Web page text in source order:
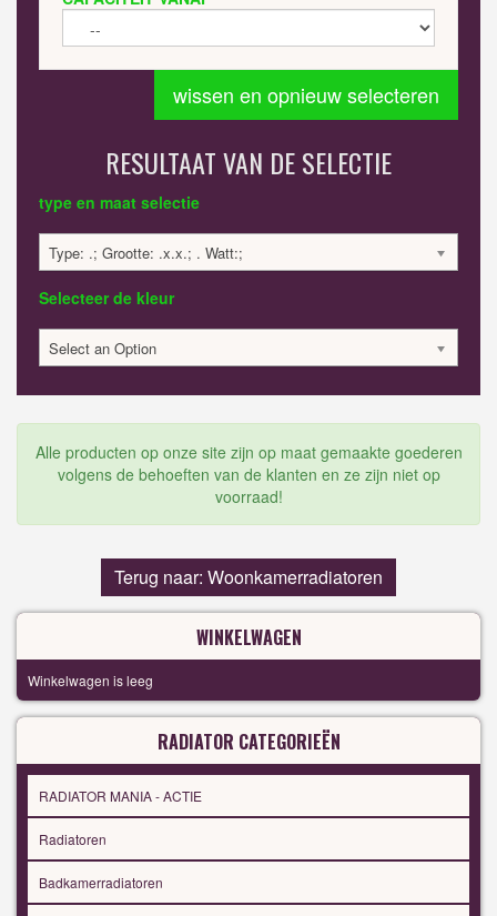
wissen en opnieuw selecteren
RESULTAAT VAN DE SELECTIE
type en maat selectie
Type: .; Grootte: .x.x.; . Watt:;
Selecteer de kleur
Select an Option
Alle producten op onze site zijn op maat gemaakte goederen
volgens de behoeften van de klanten en ze zijn niet op
voorraad!
Terug naar: Woonkamerradiatoren
WINKELWAGEN
Winkelwagen is leeg
RADIATOR CATEGORIEËN
RADIATOR MANIA - ACTIE
Radiatoren
Badkamerradiatoren